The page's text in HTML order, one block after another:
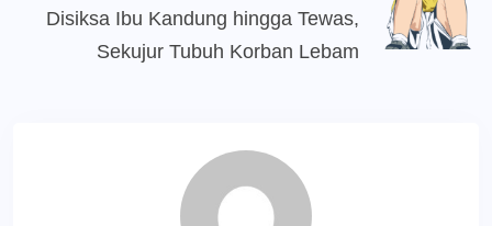
Disiksa Ibu Kandung hingga Tewas,
Sekujur Tubuh Korban Lebam